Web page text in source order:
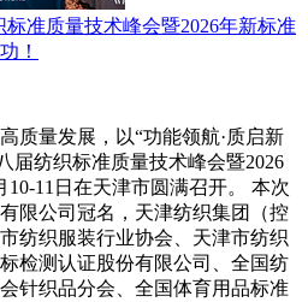
标准质量技术峰会暨2026年新标准
！
质量发展，以“功能领航·质启新
届纺织标准质量技术峰会暨2026
10-11日在天津市圆满召开。 本次
限公司冠名，天津纺织集团（控
纺织服装行业协会、天津市纺织
检测认证股份有限公司、全国纺
针织品分会、全国体育用品标准